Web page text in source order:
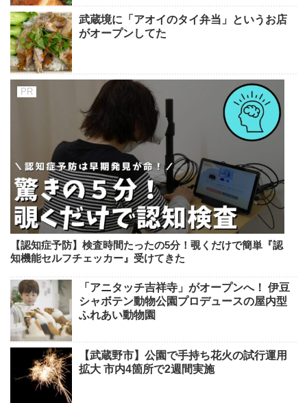
武蔵境に「アオイのタイ弁当」というお店
がオープンしてた
【認知症予防】検査時間たったの5分！覗くだけで簡単『認
知機能セルフチェッカー』受けてきた
「アニタッチ吉祥寺」がオープンへ！ 伊豆
シャボテン動物公園プロデュースの屋内型
ふれあい動物園
【武蔵野市】公園で手持ち花火の試行運用
拡大 市内4箇所で2週間実施